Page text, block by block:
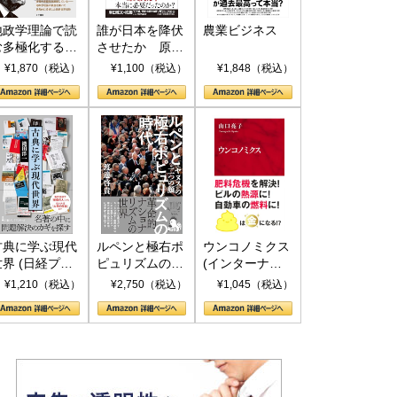
政学理論で読
多極化する世
トランプと
¥1,870（税込）
誰が日本を降伏
させたか 原爆
投下、ソ連参
(PHP新書)
¥1,100（税込）
農業ビジネス
¥1,848（税込）
典に学ぶ現代
界 (日経プレ
アシリーズ)
¥1,210（税込）
ルペンと極右ポ
ピュリズムの時
代：〈ヤヌス〉
¥2,750（税込）
ウンコノミクス
(インターナシ
ョナル新書)
¥1,045（税込）